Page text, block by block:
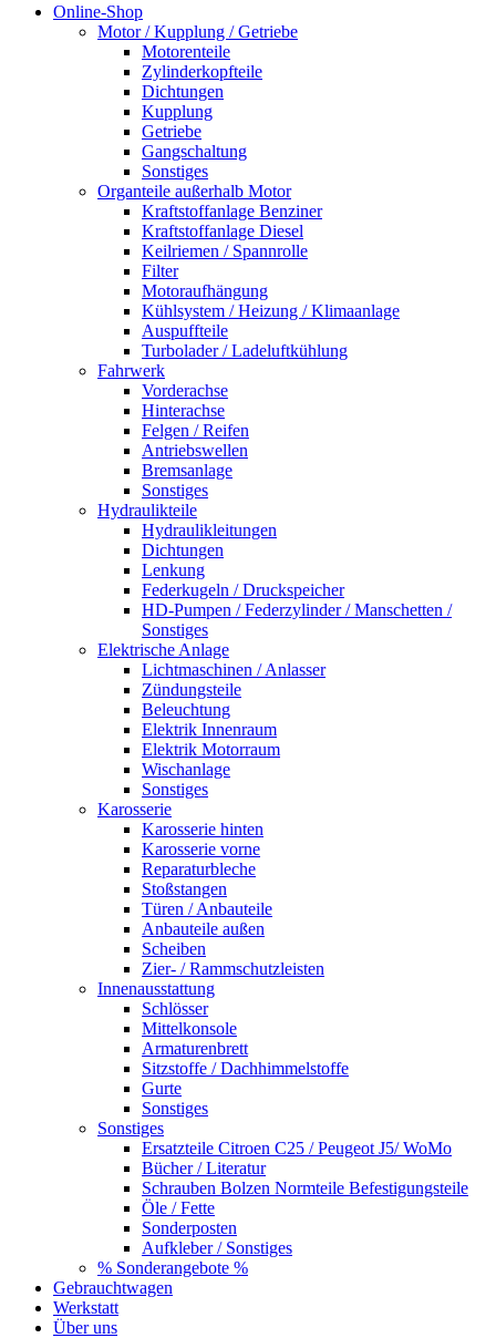
Online-Shop
Motor / Kupplung / Getriebe
Motorenteile
Zylinderkopfteile
Dichtungen
Kupplung
Getriebe
Gangschaltung
Sonstiges
Organteile außerhalb Motor
Kraftstoffanlage Benziner
Kraftstoffanlage Diesel
Keilriemen / Spannrolle
Filter
Motoraufhängung
Kühlsystem / Heizung / Klimaanlage
Auspuffteile
Turbolader / Ladeluftkühlung
Fahrwerk
Vorderachse
Hinterachse
Felgen / Reifen
Antriebswellen
Bremsanlage
Sonstiges
Hydraulikteile
Hydraulikleitungen
Dichtungen
Lenkung
Federkugeln / Druckspeicher
HD-Pumpen / Federzylinder / Manschetten /
Sonstiges
Elektrische Anlage
Lichtmaschinen / Anlasser
Zündungsteile
Beleuchtung
Elektrik Innenraum
Elektrik Motorraum
Wischanlage
Sonstiges
Karosserie
Karosserie hinten
Karosserie vorne
Reparaturbleche
Stoßstangen
Türen / Anbauteile
Anbauteile außen
Scheiben
Zier- / Rammschutzleisten
Innenausstattung
Schlösser
Mittelkonsole
Armaturenbrett
Sitzstoffe / Dachhimmelstoffe
Gurte
Sonstiges
Sonstiges
Ersatzteile Citroen C25 / Peugeot J5/ WoMo
Bücher / Literatur
Schrauben Bolzen Normteile Befestigungsteile
Öle / Fette
Sonderposten
Aufkleber / Sonstiges
% Sonderangebote %
Gebrauchtwagen
Werkstatt
Über uns